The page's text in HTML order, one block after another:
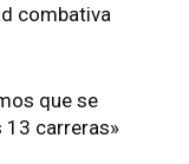
combativa
que se
13 carreras»